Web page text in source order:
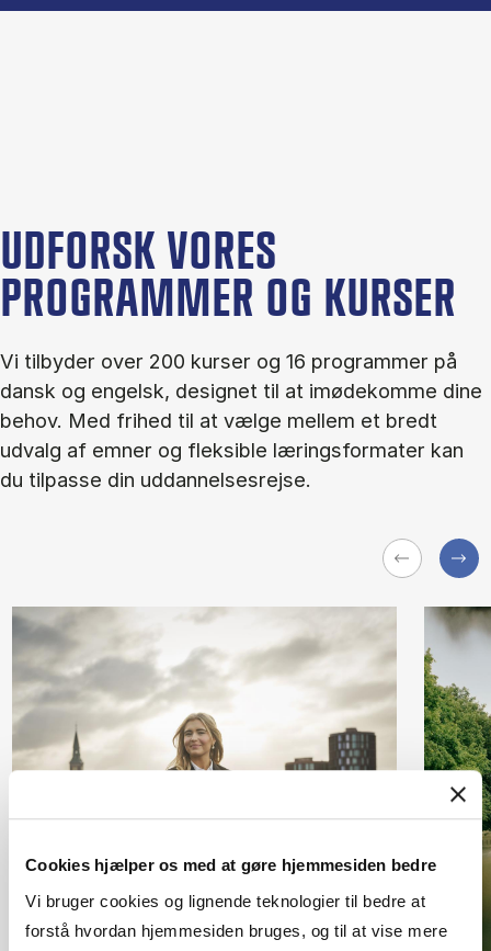
Cookies hjælper os med at gøre hjemmesiden bedre
Vi bruger cookies og lignende teknologier til bedre at
forstå hvordan hjemmesiden bruges, og til at vise mere
UDFORSK VORES
PROGRAMMER OG KURSER
Vi tilbyder over 200 kurser og 16 programmer på
dansk og engelsk, designet til at imødekomme dine
behov. Med frihed til at vælge mellem et bredt
udvalg af emner og fleksible læringsformater kan
du tilpasse din uddannelsesrejse.